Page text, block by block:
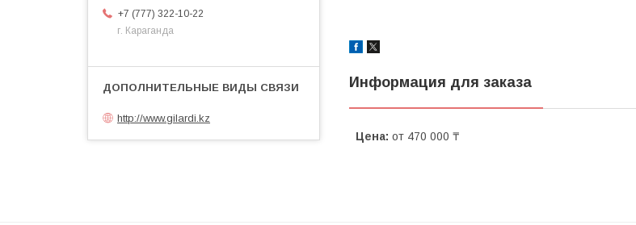
Информация для заказа
Цена: от 470 000 ₸
+7 (777) 322-10-22
г. Караганда
http://www.gilardi.kz